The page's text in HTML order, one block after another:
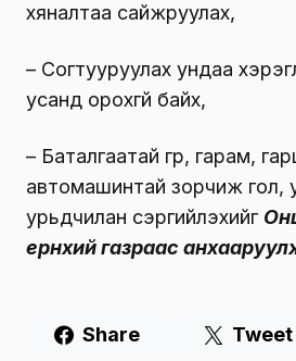
хяналтаа сайжруулах,
– Согтууруулах ундаа
усанд орохгүй байх,
– Баталгаатай гүүр, гарам,
автомашинтай зорчиж гол,
урьдчилан сэргийлэхийг
ерөнхий газраас
Share Tweet